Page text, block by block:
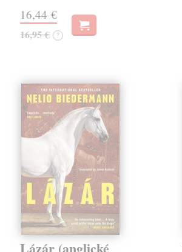
16,44 €
16,95 € ?